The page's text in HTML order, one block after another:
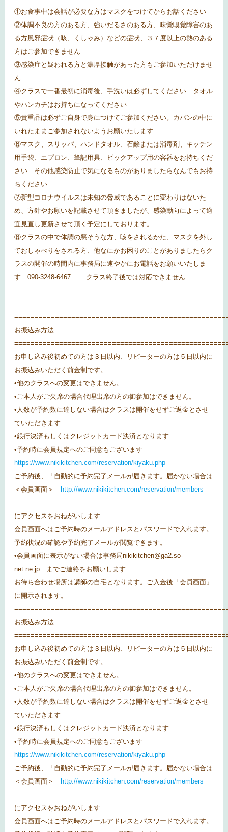
①お食事中は会話が必要な方はマスクをつけてからお話ください
②体調不良の方のある方、強いだるさのある方、味覚嗅覚障害のあ
る方風邪症状（咳、くしゃみ）などの症状、３７度以上の熱のある
方はご参加できません
③感染症と疑われる方と濃厚接触があった方もご参加いただけませ
ん
④クラスで一番最初に消毒後、手洗いは必ずしてください タオル
やハンカチはお持ちになってください
⑤貴重品は必ずご自身で身につけてご参加ください。カバンの中に
いれたままご参加されないようお願いたします
⑥マスク、スリッパ、ハンドタオル、石鹸または消毒剤、キッチン
用手袋、エプロン、筆記用具、ピックアップ用の容器をお持ちくだ
さい その他感染防止で気になるものがありましたらなんでもお持
ちください
⑦新型コロナウイルスは未知の脅威であることに変わりはないた
め、方針やお願いを記載させて頂きましたが、感染動向によって適
宜見直し更新させて頂く予定にしております。
⑧クラスの中で体調の悪そうな方、咳をされるかた、マスクを外し
ておしゃべりをされる方、他なにかお困りのことがありましたらク
ラスの開催の時間内に事務局に速やかにお電話をお願いいたしま
す 090-3248-6467 クラス終了後では対応できません
お振込み方法
お申し込み後初めての方は３日以内、リピーターの方は５日以内に
お振込みいただく前金制です。
•他のクラスへの変更はできません。
•ご本人がご欠席の場合代理出席の方の御参加はできません。
•人数が予約数に達しない場合はクラスは開催をせずご返金とさせ
ていただきます
•銀行決済もしくはクレジットカード決済となります
•予約時に会員規定へのご同意もございます
https://www.nikikitchen.com/reservation/kiyaku.php
ご予約後、「自動的に予約完了メールが届きます。届かない場合は
＜会員画面＞ http://www.nikikitchen.com/reservation/members
にアクセスをおねがいします
会員画面へはご予約時のメールアドレスとパスワードで入れます。
予約状況の確認や予約完了メールが閲覧できます。
•会員画面に表示がない場合は事務局nikikitchen@ga2.so-
net.ne.jp までご連絡をお願いします
お待ち合わせ場所は講師の自宅となります。ご入金後「会員画面」
に開示されます。
お振込み方法
お申し込み後初めての方は３日以内、リピーターの方は５日以内に
お振込みいただく前金制です。
•他のクラスへの変更はできません。
•ご本人がご欠席の場合代理出席の方の御参加はできません。
•人数が予約数に達しない場合はクラスは開催をせずご返金とさせ
ていただきます
•銀行決済もしくはクレジットカード決済となります
•予約時に会員規定へのご同意もございます
https://www.nikikitchen.com/reservation/kiyaku.php
ご予約後、「自動的に予約完了メールが届きます。届かない場合は
＜会員画面＞ http://www.nikikitchen.com/reservation/members
にアクセスをおねがいします
会員画面へはご予約時のメールアドレスとパスワードで入れます。